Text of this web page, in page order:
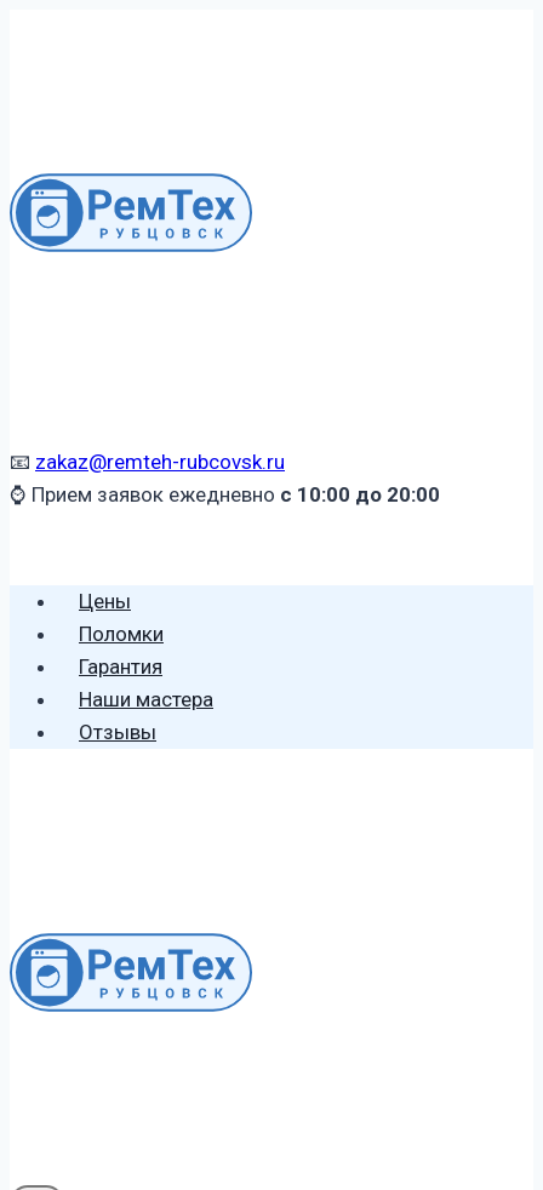
📧 zakaz@remteh-rubcovsk.ru
⌚ Прием заявок ежедневно с 10:00 до 20:00
Цены
Поломки
Гарантия
Наши мастера
Отзывы